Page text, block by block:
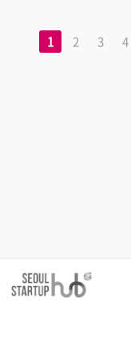
1 2 3 4